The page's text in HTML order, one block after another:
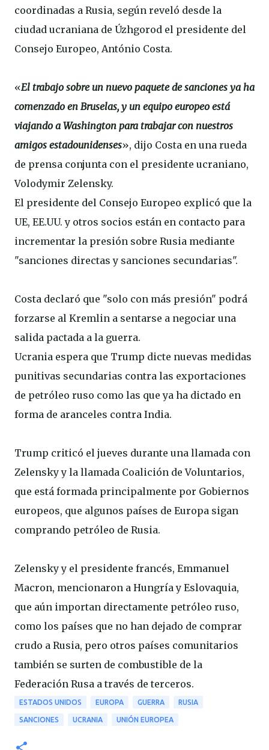
coordinadas a Rusia, según reveló desde la
ciudad ucraniana de Úzhgorod el presidente del
Consejo Europeo, António Costa.
«El trabajo sobre un nuevo paquete de sanciones ya ha
comenzado en Bruselas, y un equipo europeo está
viajando a Washington para trabajar con nuestros
amigos estadounidenses», dijo Costa en una rueda
de prensa conjunta con el presidente ucraniano,
Volodymir Zelensky.
El presidente del Consejo Europeo explicó que la
UE, EE.UU. y otros socios están en contacto para
incrementar la presión sobre Rusia mediante
"sanciones directas y sanciones secundarias".
Costa declaró que "solo con más presión" podrá
forzarse al Kremlin a sentarse a negociar una
salida pactada a la guerra.
Ucrania espera que Trump dicte nuevas medidas
punitivas secundarias contra las exportaciones
de petróleo ruso como las que ya ha dictado en
forma de aranceles contra India.
Trump criticó el jueves durante una llamada con
Zelensky y la llamada Coalición de Voluntarios,
que está formada principalmente por Gobiernos
europeos, que algunos países de Europa sigan
comprando petróleo de Rusia.
Zelensky y el presidente francés, Emmanuel
Macron, mencionaron a Hungría y Eslovaquia,
que aún importan directamente petróleo ruso,
como los países que no han dejado de comprar
crudo a Rusia, pero otros países comunitarios
también se surten de combustible de la
Federación Rusa a través de terceros.
ESTADOS UNIDOS EUROPA GUERRA RUSIA
SANCIONES UCRANIA UNIÓN EUROPEA